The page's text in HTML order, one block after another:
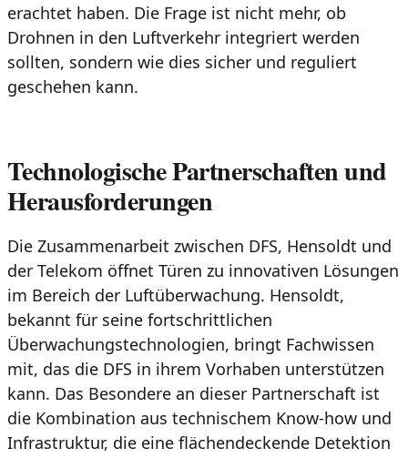
erachtet haben. Die Frage ist nicht mehr, ob
Drohnen in den Luftverkehr integriert werden
sollten, sondern wie dies sicher und reguliert
geschehen kann.
Technologische Partnerschaften und
Herausforderungen
Die Zusammenarbeit zwischen DFS, Hensoldt und
der Telekom öffnet Türen zu innovativen Lösungen
im Bereich der Luftüberwachung. Hensoldt,
bekannt für seine fortschrittlichen
Überwachungstechnologien, bringt Fachwissen
mit, das die DFS in ihrem Vorhaben unterstützen
kann. Das Besondere an dieser Partnerschaft ist
die Kombination aus technischem Know-how und
Infrastruktur, die eine flächendeckende Detektion